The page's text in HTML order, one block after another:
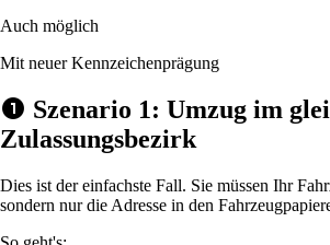
Auch möglich
Mit neuer Kennzeichenprägung
Szenario 1: Umzug im
Zulassungsbezirk
Dies ist der einfachste Fall. Sie müssen Ihr
sondern nur die Adresse in den